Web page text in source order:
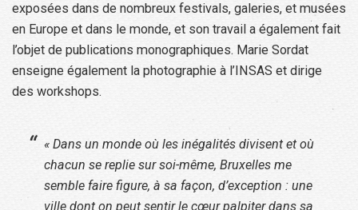
exposées dans de nombreux festivals, galeries, et musées
en Europe et dans le monde, et son travail a également fait
l’objet de publications monographiques. Marie Sordat
enseigne également la photographie à l’INSAS et dirige
des workshops.
« Dans un monde où les inégalités divisent et où
chacun se replie sur soi-même, Bruxelles me
semble faire figure, à sa façon, d’exception : une
ville dont on peut sentir le cœur palpiter dans sa